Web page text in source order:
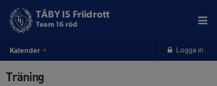
Kalender Logga in
TÄBY IS Friidrott
Team 16 röd
Träning